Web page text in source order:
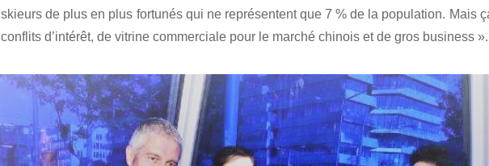
skieurs de plus en plus fortunés qui ne représentent que 7 % de la population. Mais
conflits d’intérêt, de vitrine commerciale pour le marché chinois et de gros business ».